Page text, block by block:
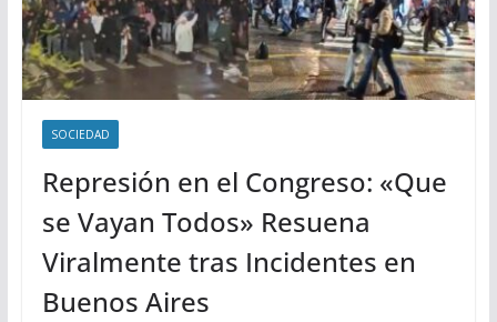
SOCIEDAD
Represión en el Congreso: «Que
se Vayan Todos» Resuena
Viralmente tras Incidentes en
Buenos Aires